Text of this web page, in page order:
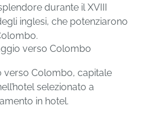
durante il XVIII
inglesi, che potenziarono
verso Colombo
verso Colombo, capitale
selezionato a
in hotel.